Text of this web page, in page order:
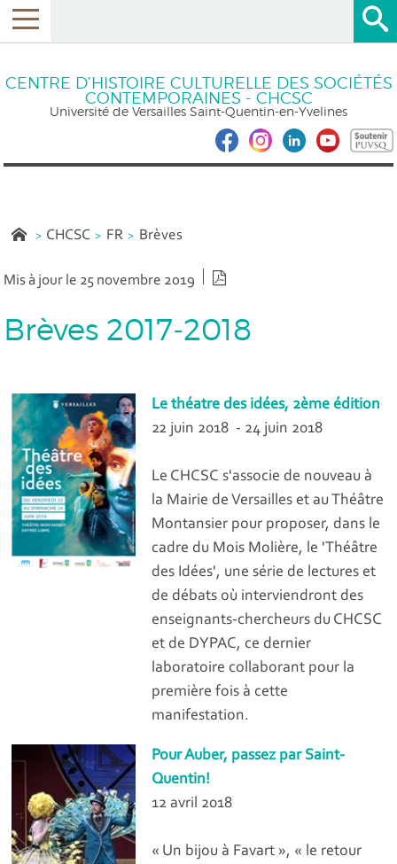
CENTRE D’HISTOIRE CULTURELLE DES SOCIÉTÉS
CONTEMPORAINES - CHCSC
Université de Versailles Saint-Quentin-en-Yvelines
CHCSC FR Brèves
Mis à jour le 25 novembre 2019
Brèves 2017-2018
Le théatre des idées, 2ème édition
22 juin 2018 - 24 juin 2018
Le CHCSC s'associe de nouveau à
la Mairie de Versailles et au Théâtre
Montansier pour proposer, dans le
cadre du Mois Molière, le 'Théâtre
des Idées', une série de lectures et
de débats où interviendront des
enseignants-chercheurs du CHCSC
et de DYPAC, ce dernier
laboratoire collaborant pour la
première fois à cette
manifestation.
Pour Auber, passez par Saint-
Quentin!
12 avril 2018
« Un bijou à Favart », « le retour